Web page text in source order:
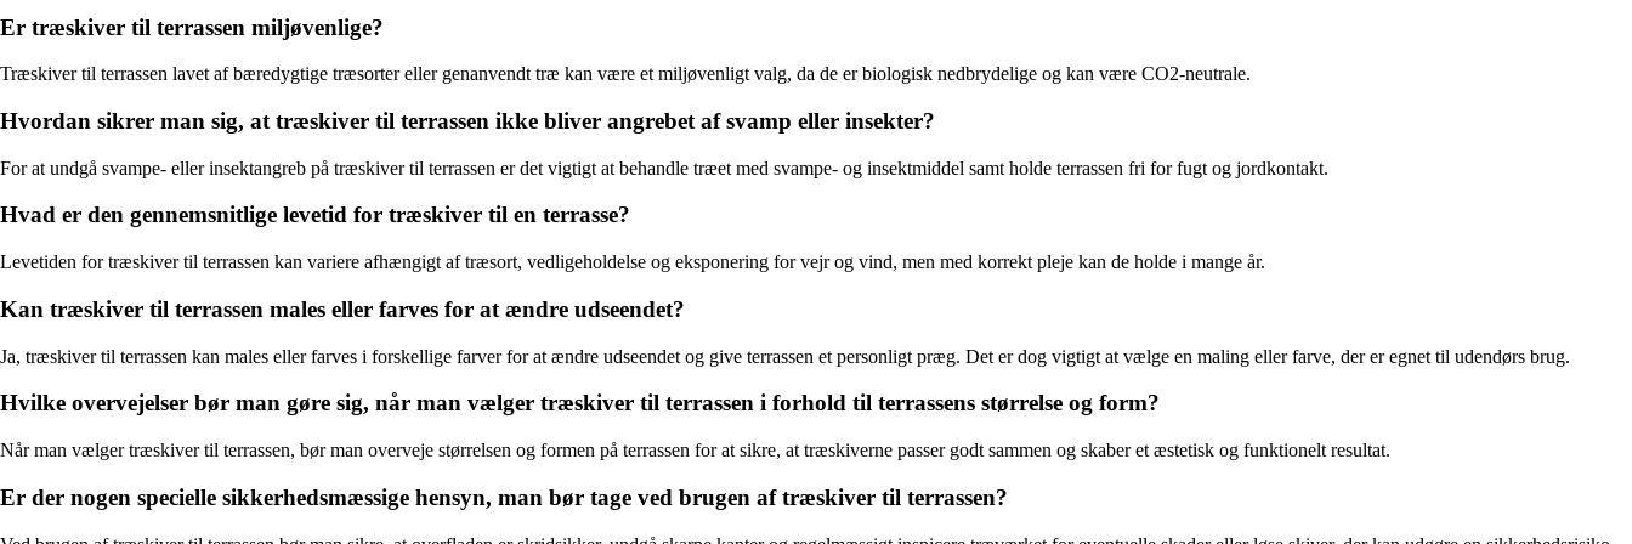
Er træskiver til terrassen miljøvenlige?
Træskiver til terrassen lavet af bæredygtige træsorter eller genanvendt træ kan være et miljøvenligt valg, da de er biologisk nedbrydelige og kan være CO2-neutrale.
Hvordan sikrer man sig, at træskiver til terrassen ikke bliver angrebet af svamp eller insekter?
For at undgå svampe- eller insektangreb på træskiver til terrassen er det vigtigt at behandle træet med svampe- og insektmiddel samt holde terrassen fri for fugt og jordkontakt.
Hvad er den gennemsnitlige levetid for træskiver til en terrasse?
Levetiden for træskiver til terrassen kan variere afhængigt af træsort, vedligeholdelse og eksponering for vejr og vind, men med korrekt pleje kan de holde i mange år.
Kan træskiver til terrassen males eller farves for at ændre udseendet?
Ja, træskiver til terrassen kan males eller farves i forskellige farver for at ændre udseendet og give terrassen et personligt præg. Det er dog vigtigt at vælge en maling eller farve, der er egnet til udendørs brug.
Hvilke overvejelser bør man gøre sig, når man vælger træskiver til terrassen i forhold til terrassens størrelse og form?
Når man vælger træskiver til terrassen, bør man overveje størrelsen og formen på terrassen for at sikre, at træskiverne passer godt sammen og skaber et æstetisk og funktionelt resultat.
Er der nogen specielle sikkerhedsmæssige hensyn, man bør tage ved brugen af træskiver til terrassen?